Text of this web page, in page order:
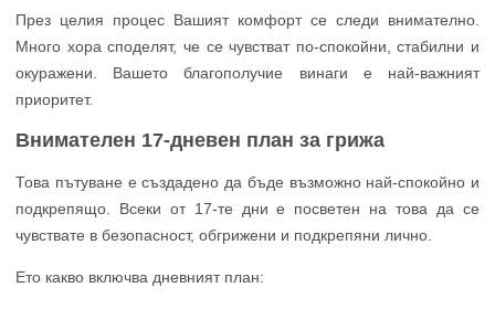
През целия процес Вашият комфорт се следи внимателно.
Много хора споделят, че се чувстват по-спокойни, стабилни и
окуражени. Вашето благополучие винаги е най-важният
приоритет.
Внимателен 17-дневен план за грижа
Това пътуване е създадено да бъде възможно най-спокойно и
подкрепящо. Всеки от 17-те дни е посветен на това да се
чувствате в безопасност, обгрижени и подкрепяни лично.
Ето какво включва дневният план: